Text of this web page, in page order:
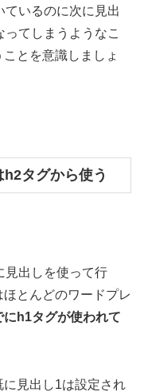
いるのに次に見出
てしまうようなこ
ことを意識しましょ
タグから使う
見出しを使って行
とんどのワードプレ
h1タグが使われて
見出し1は設定され